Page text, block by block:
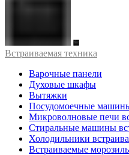
Встраиваемая техника
Варочные панели
Духовые шкафы
Вытяжки
Посудомоечные
Микроволновые печи
Стиральные машины
Холодильники
Встраиваемые